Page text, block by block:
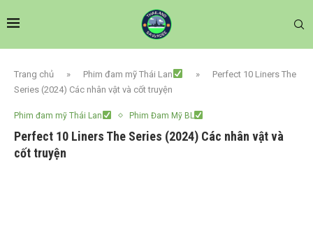
Trang chủ » Phim đam mỹ Thái Lan »
Perfect 10 Liners The
Series (2024) Các nhân vật và cốt truyện
Phim đam mỹ Thái Lan Phim Đam Mỹ BL
Perfect 10 Liners The Series (2024) Các nhân vật và
cốt truyện